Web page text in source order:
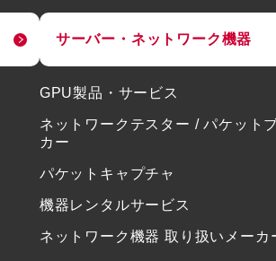
サーバー・ネットワーク機器
GPU製品・サービス
ネットワークテスター / パケット
カー
パケットキャプチャ
機器レンタルサービス
ネットワーク機器 取り扱いメーカ